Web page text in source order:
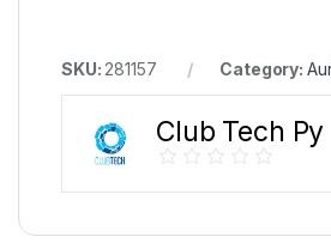
SKU: 281157 Category:
Club Tech Py